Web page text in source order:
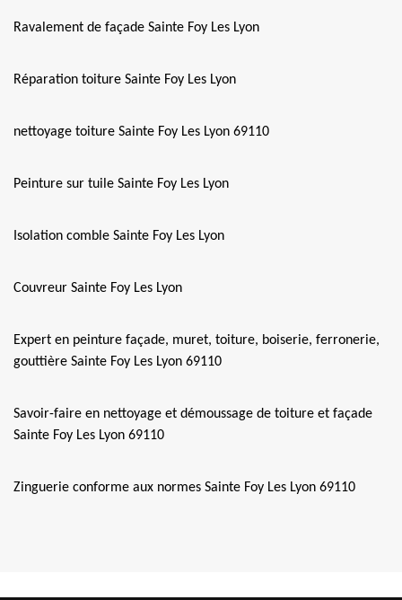
Ravalement de façade Sainte Foy Les Lyon
Réparation toiture Sainte Foy Les Lyon
nettoyage toiture Sainte Foy Les Lyon 69110
Peinture sur tuile Sainte Foy Les Lyon
Isolation comble Sainte Foy Les Lyon
Couvreur Sainte Foy Les Lyon
Expert en peinture façade, muret, toiture, boiserie, ferronerie,
gouttière Sainte Foy Les Lyon 69110
Savoir-faire en nettoyage et démoussage de toiture et façade
Sainte Foy Les Lyon 69110
Zinguerie conforme aux normes Sainte Foy Les Lyon 69110